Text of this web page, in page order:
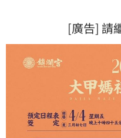
[廣告] 請